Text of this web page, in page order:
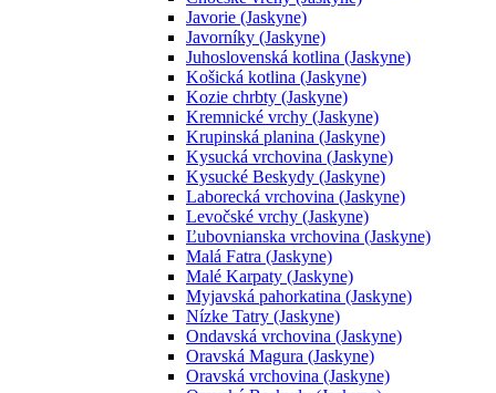
Javorie (Jaskyne)
Javorníky (Jaskyne)
Juhoslovenská kotlina (Jaskyne)
Košická kotlina (Jaskyne)
Kozie chrbty (Jaskyne)
Kremnické vrchy (Jaskyne)
Krupinská planina (Jaskyne)
Kysucká vrchovina (Jaskyne)
Kysucké Beskydy (Jaskyne)
Laborecká vrchovina (Jaskyne)
Levočské vrchy (Jaskyne)
Ľubovnianska vrchovina (Jaskyne)
Malá Fatra (Jaskyne)
Malé Karpaty (Jaskyne)
Myjavská pahorkatina (Jaskyne)
Nízke Tatry (Jaskyne)
Ondavská vrchovina (Jaskyne)
Oravská Magura (Jaskyne)
Oravská vrchovina (Jaskyne)